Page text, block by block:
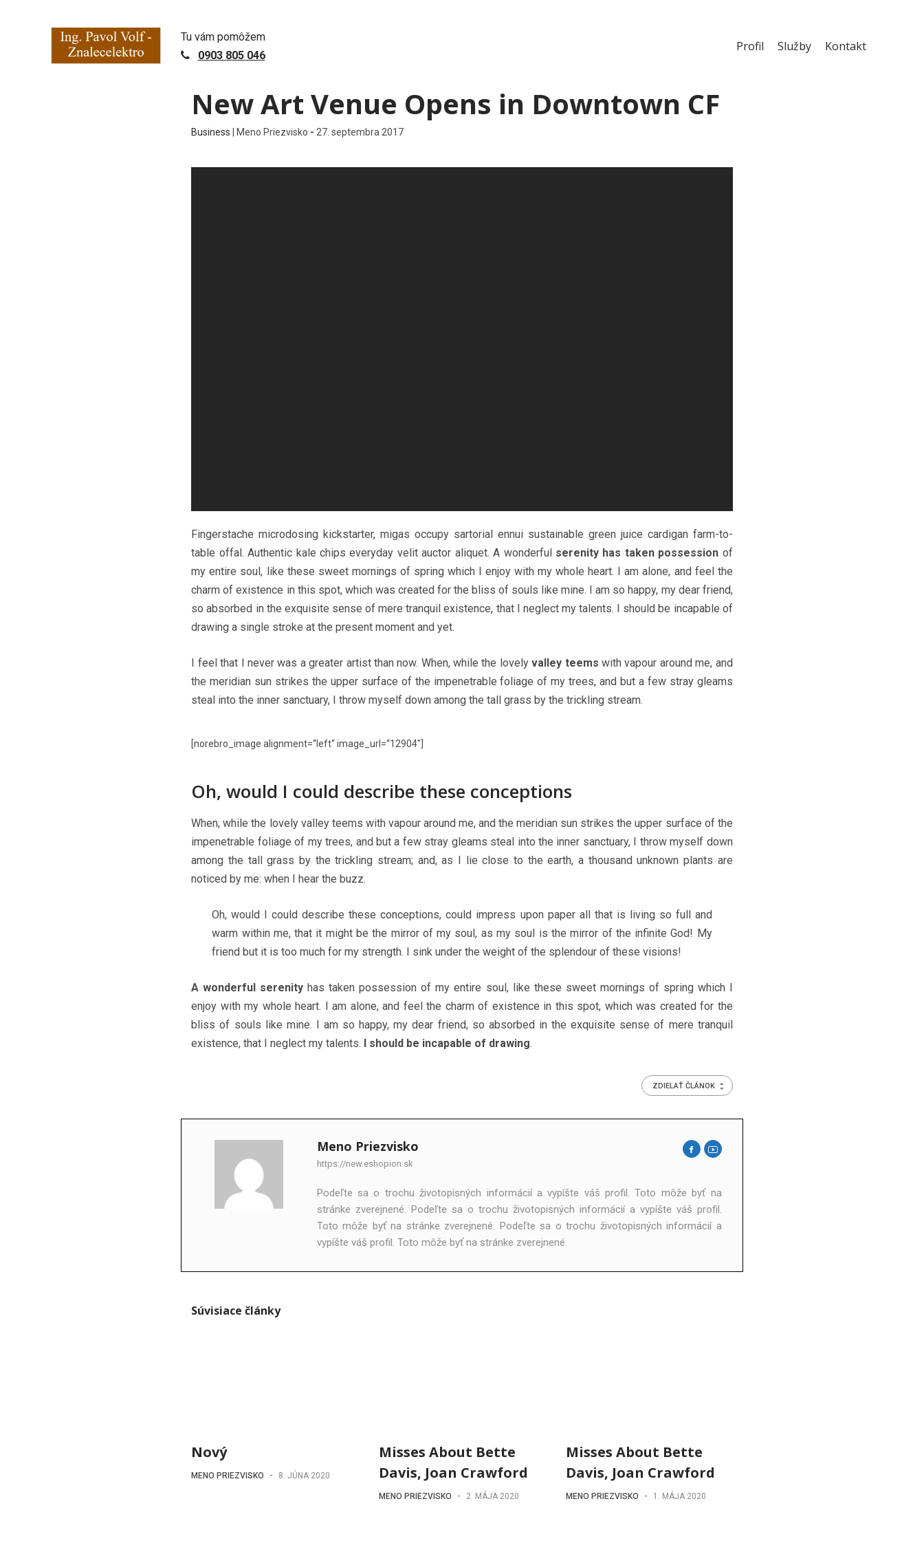
Tu vám pomôžem
0903 805 046
Profil Služby Kontakt
New Art Venue Opens in Downtown CF
Business Meno Priezvisko - 27. septembra 2017
Fingerstache microdosing kickstarter, migas occupy sartorial ennui sustainable green juice cardigan farm-to-
table offal. Authentic kale chips everyday velit auctor aliquet. A wonderful serenity has taken possession of
my entire soul, like these sweet mornings of spring which I enjoy with my whole heart. I am alone, and feel the
charm of existence in this spot, which was created for the bliss of souls like mine. I am so happy, my dear friend,
so absorbed in the exquisite sense of mere tranquil existence, that I neglect my talents. I should be incapable of
drawing a single stroke at the present moment and yet.
I feel that I never was a greater artist than now. When, while the lovelyvalley teems with vapour around me, and
the meridian sun strikes the upper surface of the impenetrable foliage of my trees, and but a few stray gleams
steal into the inner sanctuary, I throw myself down among the tall grass by the trickling stream.
[norebro_image alignment=“left“ image_url=“12904″]
Oh, would I could describe these conceptions
When, while the lovely valley teems with vapour around me, and the meridian sun strikes the upper surface of the
impenetrable foliage of my trees, and but a few stray gleams steal into the inner sanctuary, I throw myself down
among the tall grass by the trickling stream; and, as I lie close to the earth, a thousand unknown plants are
noticed by me: when I hear the buzz.
Oh, would I could describe these conceptions, could impress upon paper all that is living so full and
warm within me, that it might be the mirror of my soul, as my soul is the mirror of the infinite God! My
friend but it is too much for my strength. I sink under the weight of the splendour of these visions!
A wonderful serenity has taken possession of my entire soul, like these sweet mornings of spring which I
enjoy with my whole heart. I am alone, and feel the charm of existence in this spot, which was created for the
bliss of souls like mine. I am so happy, my dear friend, so absorbed in the exquisite sense of mere tranquil
existence, that I neglect my talents. I should be incapable of drawing.
ZDIELAŤ ČLÁNOK
Meno Priezvisko
https://new.eshopion.sk
Podeľte sa o trochu životopisných informácií a vypíšte váš profil. Toto môže byť na
stránke zverejnené. Podeľte sa o trochu životopisných informácií a vypíšte váš profil.
Toto môže byť na stránke zverejnené. Podeľte sa o trochu životopisných informácií a
vypíšte váš profil. Toto môže byť na stránke zverejnené.
Súvisiace články
Nový
MENO PRIEZVISKO - 8. JÚNA 2020
Misses About Bette
Davis, Joan Crawford
MENO PRIEZVISKO - 2. MÁJA 2020
Misses About Bette
Davis, Joan Crawford
MENO PRIEZVISKO - 1. MÁJA 2020